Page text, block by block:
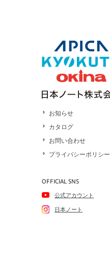
お知らせ
カタログ
お問い合わせ
プライバシーポリシー
OFFICIAL SNS
公式アカウント
日本ノート